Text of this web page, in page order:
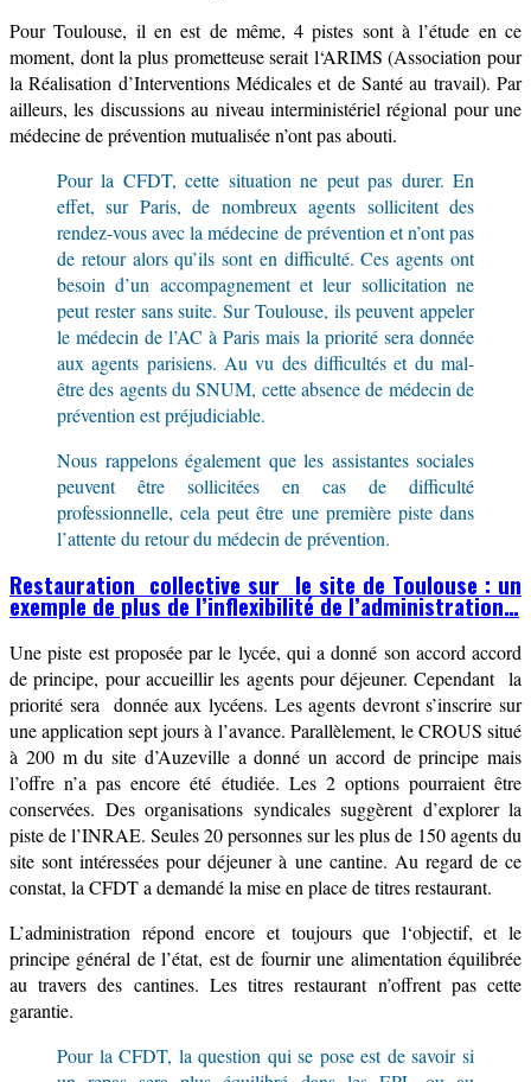
Pour Toulouse, il en est de même,4 pistes sont à l’étude en ce
moment, dont la plus prometteuse seraitl‘ARIMS (Association pour
la Réalisation d’Interventions Médicales et de Santé au travail). Par
ailleurs, les discussions au niveau interministériel régional pour une
médecine de prévention mutualisée n’ont pas abouti.
Pour la CFDT, cette situation ne peut pas durer. En
effet, sur Paris, de nombreux agents sollicitent des
rendez-vous avec la médecine de prévention et n’ont pas
de retour alors qu’ils sont en difficulté. Ces agents ont
besoin d’un accompagnement et leur sollicitation ne
peut rester sans suite. Sur Toulouse, ils peuvent appeler
le médecin de l’AC à Paris mais la priorité sera donnée
aux agents parisiens. Au vu des difficultés et du mal-
être des agents du SNUM, cette absence de médecin de
prévention est préjudiciable.
Nous rappelons également que les assistantes sociales
peuvent être sollicitées en cas de difficulté
professionnelle, cela peut être une première piste dans
l’attente du retour du médecin de prévention.
Restauration collective sur le site de Toulouse : un
exemple de plus de l’inflexibilité de l’administration…
Une piste estproposée par le lycée, qui a donné son accord accord
de principe, pour accueillir les agents pour déjeuner. Cependant la
priorité sera donnée aux lycéens. Les agents devront s’inscrire sur
une application sept jours à l’avance. Parallèlement, leCROUS situé
à 200 m du site d’Auzeville a donné un accord de principe mais
l’offre n’a pas encore été étudiée. Les 2 options pourraient être
conservées. Des organisations syndicales suggèrent d’explorer la
piste de l’INRAE. Seules 20 personnes sur les plus de 150 agents du
site sont intéressées pour déjeuner à une cantine. Au regard de ce
constat, la CFDT a demandé la mise en place de titres restaurant.
L’administration répond encore et toujours que l‘objectif, et le
principe général de l’état, est de fournir une alimentation équilibrée
au travers des cantines. Les titres restaurant n’offrent pas cette
garantie.
Pour la CFDT, la question qui se pose est de savoir si